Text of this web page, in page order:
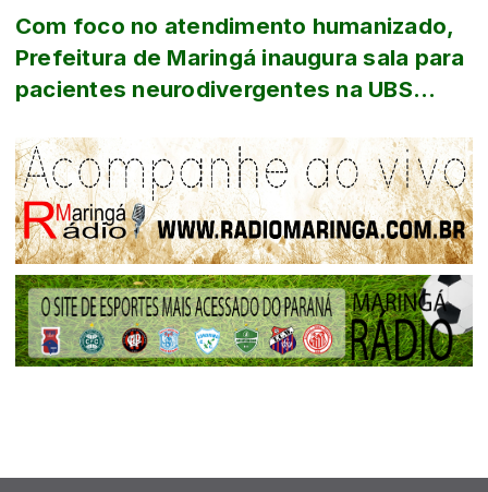
Com foco no atendimento humanizado,
Prefeitura de Maringá inaugura sala para
pacientes neurodivergentes na UBS